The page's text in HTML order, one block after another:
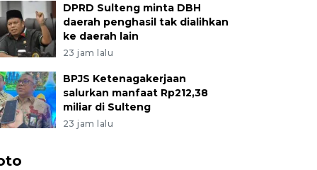
DPRD Sulteng minta DBH
daerah penghasil tak dialihkan
ke daerah lain
23 jam lalu
BPJS Ketenagakerjaan
salurkan manfaat Rp212,38
miliar di Sulteng
23 jam lalu